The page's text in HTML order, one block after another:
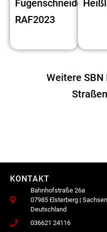
Fugenschneider
RAF2023
Weitere SBN
KONTAKT
Bahnhofstraße 26a
07985 Elsterberg |
Deutschland
036621 24116